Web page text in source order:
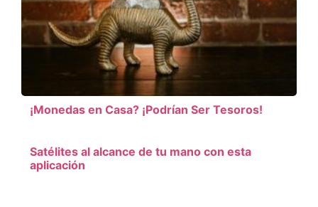
¡Monedas en Casa? ¡Podrían Ser Tesoros!
Satélites al alcance de tu mano con esta
aplicación